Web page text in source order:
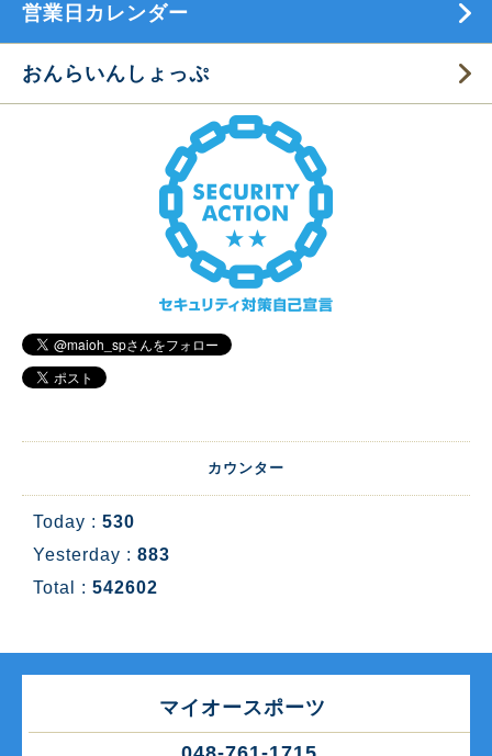
営業日カレンダー
おんらいんしょっぷ
カウンター
Today : 530
Yesterday : 883
Total : 542602
マイオースポーツ